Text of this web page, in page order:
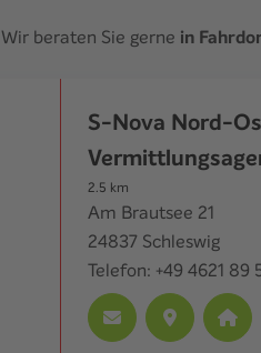
Wir beraten Sie gerne in
S-Nova Nord-
2.5 km
Am Brautsee 21
24837 Schleswig
Telefon: +49 4621 89